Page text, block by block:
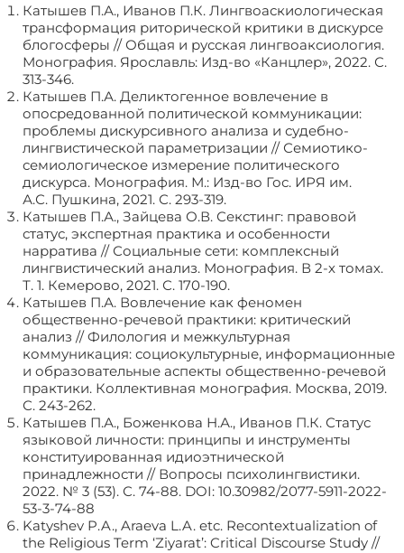
Катышев П.А., Иванов П.К. Лингвоаскиологическая
трансформация риторической критики в дискурсе
блогосферы // Общая и русская лингвоаксиология.
Монография. Ярославль: Изд-во «Канцлер», 2022. С.
313-346.
Катышев П.А. Деликтогенное вовлечение в
опосредованной политической коммуникации:
проблемы дискурсивного анализа и судебно-
лингвистической параметризации // Семиотико-
семиологическое измерение политического
дискурса. Монография. М.: Изд-во Гос. ИРЯ им.
А.С. Пушкина, 2021. С. 293-319.
Катышев П.А., Зайцева О.В. Секстинг: правовой
статус, экспертная практика и особенности
нарратива // Социальные сети: комплексный
лингвистический анализ. Монография. В 2-х томах.
Т. 1. Кемерово, 2021. С. 170-190.
Катышев П.А. Вовлечение как феномен
общественно-речевой практики: критический
анализ // Филология и межкультурная
коммуникация: социокультурные, информационные
и образовательные аспекты общественно-речевой
практики. Коллективная монография. Москва, 2019.
С. 243-262.
Катышев П.А., Боженкова Н.А., Иванов П.К. Статус
языковой личности: принципы и инструменты
конституированная идиоэтнической
принадлежности // Вопросы психолингвистики.
2022. № 3 (53). С. 74-88. DOI: 10.30982/2077-5911-2022-
53-3-74-88
Katyshev P.A., Araeva L.A. etc. Recontextualization of
the Religious Term ‘Ziyarat’: Critical Discourse Study //